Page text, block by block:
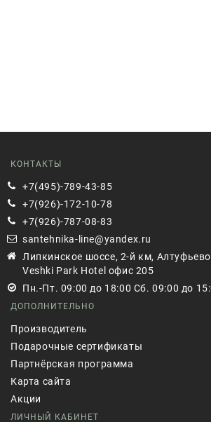
КОНТАКТЫ
+7(495)-789-43-85
+7(926)-172-10-78
+7(926)-787-08-83
santehnika-line@yandex.ru
Липкинское шоссе, 2-й км,
Veshki Park Hotel офис 205
Пн.-Пт. 09:00 до 18:00 Сб. 09:00 до
ДОПОЛНИТЕЛЬНО
Производитель
Подарочные сертификаты
Партнёрская программа
Карта сайта
Акции
ЛИЧНЫЙ КАБИНЕТ